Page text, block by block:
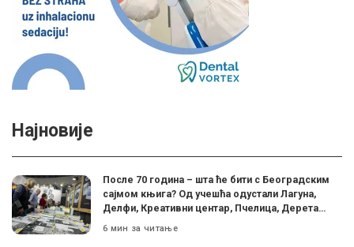
Најновије
После 70 година – шта ће бити с Београдским
сајмом књига? Од учешћа одустали Лагуна,
Делфи, Креативни центар, Пчелица, Дерета…
6 мин за читање